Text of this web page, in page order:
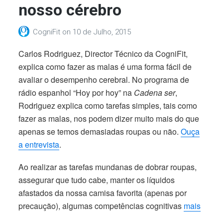
nosso cérebro
CogniFit on 10 de Julho, 2015
Carlos Rodriguez, Director Técnico da CogniFit,
explica como fazer as malas é uma forma fácil de
avaliar o desempenho cerebral. No programa de
rádio espanhol “Hoy por hoy” na Cadena ser,
Rodriguez explica como tarefas simples, tais como
fazer as malas, nos podem dizer muito mais do que
apenas se temos demasiadas roupas ou não.Ouça
a entrevista.
Ao realizar as tarefas mundanas de dobrar roupas,
assegurar que tudo cabe, manter os líquidos
afastados da nossa camisa favorita (apenas por
precaução), algumas competências cognitivas mais